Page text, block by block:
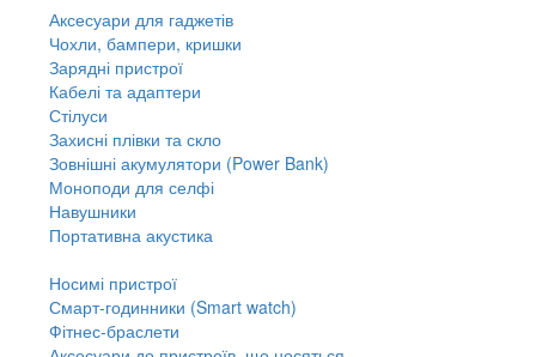
Аксесуари для гаджетів
Чохли, бампери, кришки
Зарядні пристрої
Кабелі та адаптери
Стілуси
Захисні плівки та скло
Зовнішні акумулятори (Power Bank)
Моноподи для селфі
Навушники
Портативна акустика
Носимі пристрої
Смарт-годинники (Smart watch)
Фітнес-браслети